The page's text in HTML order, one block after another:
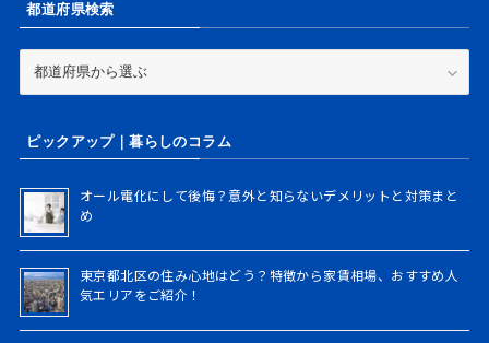
帯
都道府県検索
検ピックアップ｜暮らしのコラム
オール電化にして後悔？意外と知らないデメリットと対策まと
め
東京都北区の住み心地はどう？特徴から家賃相場、おすすめ人
気エリアをご紹介！